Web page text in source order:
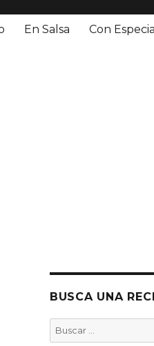
En Salsa Con
BUSCA UNA
Buscar
por: